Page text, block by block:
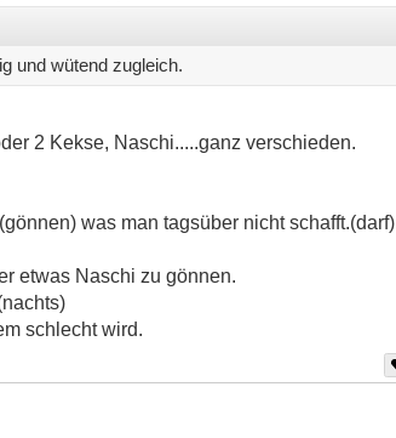
und wütend zugleich.
2 Kekse, Naschi.....ganz verschieden.
was man tagsüber nicht schafft.(darf)
etwas Naschi zu gönnen.
schlecht wird.